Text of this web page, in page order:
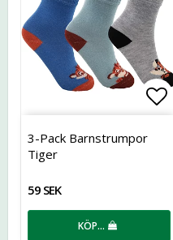
3-Pack Barnstrumpor
Tiger
59 SEK
KÖP…